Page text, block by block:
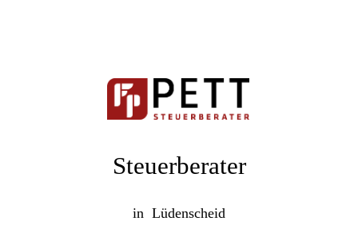
Steuerberater
in Lüdenscheid